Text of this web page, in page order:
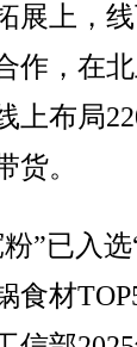
上，线
作，在
上布局
货。
已入选
食材